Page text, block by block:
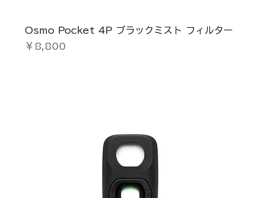
Osmo Pocket 4P ブラックミスト フィルター
価格
￥8,800